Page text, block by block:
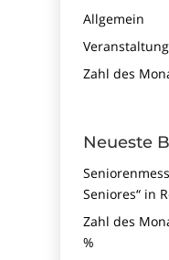
Allgemein
Zahl des
Neueste
Seniores“ in
Zahl des
%